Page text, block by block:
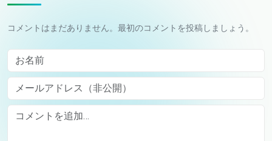
コメントはまだありません。最初のコメントを投稿しましょう。
お名前
メールアドレス（非公開）
Comment